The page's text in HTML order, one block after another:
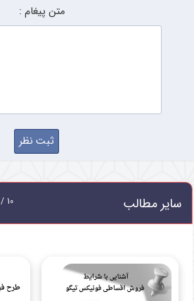
متن پیغام :
سایر مطالب / 10